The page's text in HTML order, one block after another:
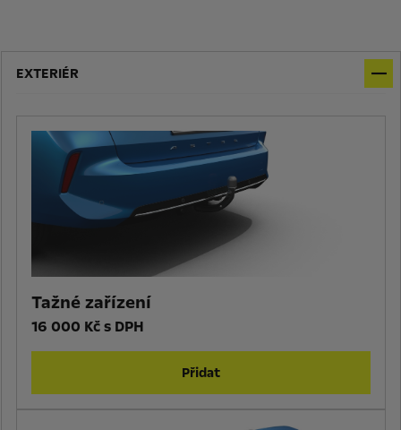
EXTERIÉR
Tažné zařízení
16 000 Kč s DPH
Přidat